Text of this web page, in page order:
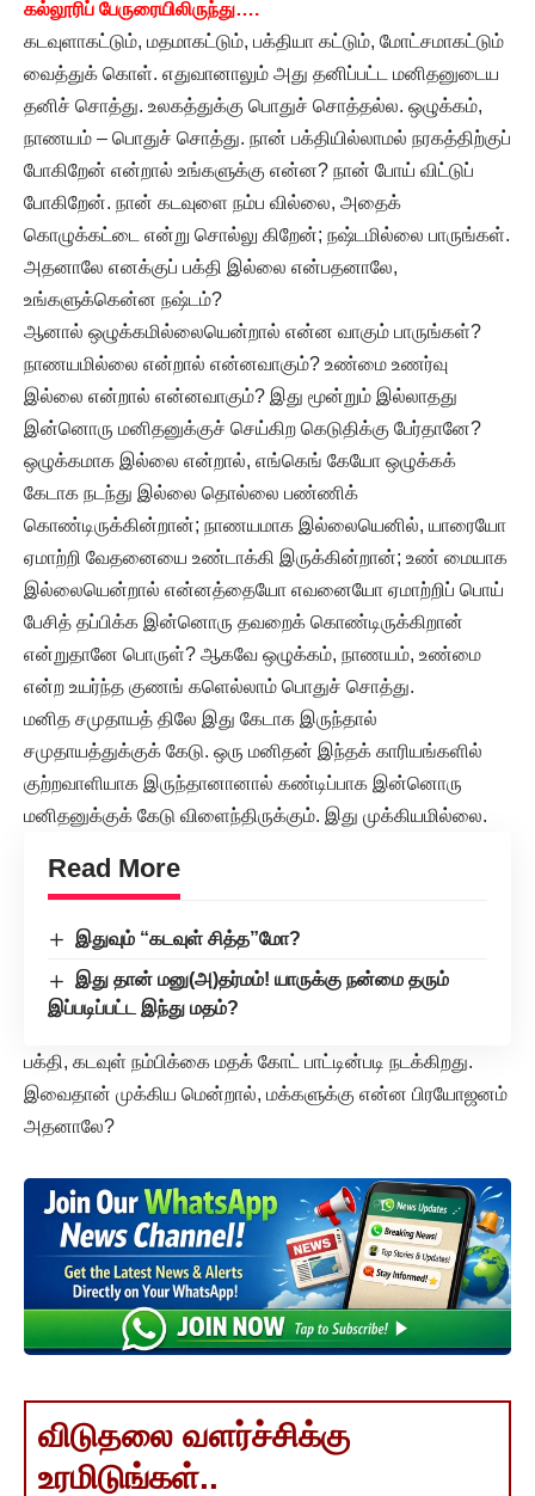
கல்லூரிப் பேருரையிலிருந்து….
கடவுளாகட்டும், மதமாகட்டும், பக்தியா கட்டும், மோட்சமாகட்டும்
வைத்துக் கொள். எதுவானாலும் அது தனிப்பட்ட மனிதனுடைய
தனிச் சொத்து. உலகத்துக்கு பொதுச் சொத்தல்ல. ஒழுக்கம்,
நாணயம் – பொதுச் சொத்து. நான் பக்தியில்லாமல் நரகத்திற்குப்
போகிறேன் என்றால் உங்களுக்கு என்ன? நான் போய் விட்டுப்
போகிறேன். நான் கடவுளை நம்ப வில்லை, அதைக்
கொழுக்கட்டை என்று சொல்லு கிறேன்; நஷ்டமில்லை பாருங்கள்.
அதனாலே எனக்குப் பக்தி இல்லை என்பதனாலே,
உங்களுக்கென்ன நஷ்டம்?
ஆனால் ஒழுக்கமில்லையென்றால் என்ன வாகும் பாருங்கள்?
நாணயமில்லை என்றால் என்னவாகும்? உண்மை உணர்வு
இல்லை என்றால் என்னவாகும்? இது மூன்றும் இல்லாதது
இன்னொரு மனிதனுக்குச் செய்கிற கெடுதிக்கு பேர்தானே?
ஒழுக்கமாக இல்லை என்றால், எங்கெங் கேயோ ஒழுக்கக்
கேடாக நடந்து இல்லை தொல்லை பண்ணிக்
கொண்டிருக்கின்றான்; நாணயமாக இல்லையெனில், யாரையோ
ஏமாற்றி வேதனையை உண்டாக்கி இருக்கின்றான்; உண் மையாக
இல்லையென்றால் என்னத்தையோ எவனையோ ஏமாற்றிப் பொய்
பேசித் தப்பிக்க இன்னொரு தவறைக் கொண்டிருக்கிறான்
என்றுதானே பொருள்? ஆகவே ஒழுக்கம், நாணயம், உண்மை
என்ற உயர்ந்த குணங் களெல்லாம் பொதுச் சொத்து.
மனித சமுதாயத் திலே இது கேடாக இருந்தால்
சமுதாயத்துக்குக் கேடு. ஒரு மனிதன் இந்தக் காரியங்களில்
குற்றவாளியாக இருந்தானானால் கண்டிப்பாக இன்னொரு
மனிதனுக்குக் கேடு விளைந்திருக்கும். இது முக்கியமில்லை.
Read More
இதுவும் “கடவுள் சித்த”மோ?
இது தான் மனு(அ)தர்மம்! யாருக்கு நன்மை தரும்
இப்படிப்பட்ட இந்து மதம்?
பக்தி, கடவுள் நம்பிக்கை மதக் கோட் பாட்டின்படி நடக்கிறது.
இவைதான் முக்கிய மென்றால், மக்களுக்கு என்ன பிரயோஜனம்
அதனாலே?
விடுதலை வளர்ச்சிக்கு
உரமிடுங்கள்..